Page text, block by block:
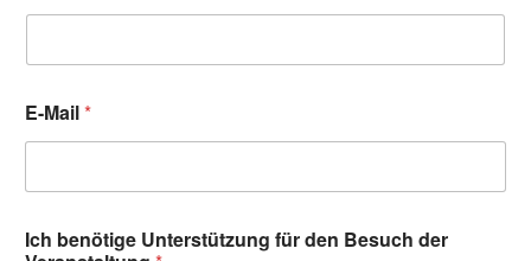
E-Mail*
Ich benötige Unterstützung für den Besuch der